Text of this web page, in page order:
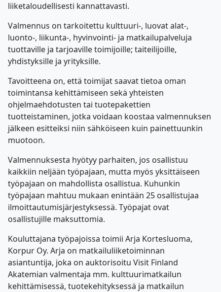
liiketaloudellisesti kannattavasti.
Valmennus on tarkoitettu kulttuuri-, luovat alat-,
luonto-, liikunta-, hyvinvointi- ja matkailupalveluja
tuottaville ja tarjoaville toimijoille; taiteilijoille,
yhdistyksille ja yrityksille.
Tavoitteena on, että toimijat saavat tietoa oman
toimintansa kehittämiseen sekä yhteisten
ohjelmaehdotusten tai tuotepakettien
tuotteistaminen, jotka voidaan koostaa valmennuksen
jälkeen esitteiksi niin sähköiseen kuin painettuunkin
muotoon.
Valmennuksesta hyötyy parhaiten, jos osallistuu
kaikkiin neljään työpajaan, mutta myös yksittäiseen
työpajaan on mahdollista osallistua. Kuhunkin
työpajaan mahtuu mukaan enintään 25 osallistujaa
ilmoittautumisjärjestyksessä. Työpajat ovat
osallistujille maksuttomia.
Kouluttajana työpajoissa toimii Arja Kortesluoma,
Korpur Oy. Arja on matkailuliiketoiminnan
asiantuntija, joka on auktorisoitu Visit Finland
Akatemian valmentaja mm. kulttuurimatkailun
kehittämisessä, tuotekehityksessä ja matkailun